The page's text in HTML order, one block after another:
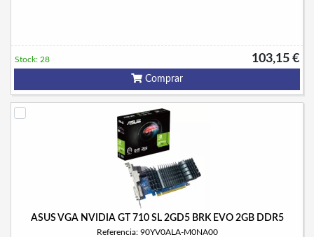
103,15 €
Stock: 28
Comprar
ASUS VGA NVIDIA GT 710 SL 2GD5 BRK EVO 2GB DDR5
Referencia: 90YV0ALA-M0NA00